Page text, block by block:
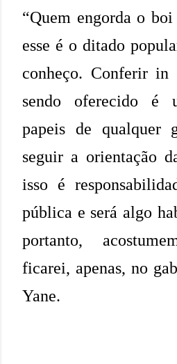
“Quem engorda o
esse é o ditado
conheço. Conferir in
sendo oferecido é
papeis de qualquer
seguir a orientação
isso é
pública e será algo
portanto,
ficarei, apenas, no
Yane.